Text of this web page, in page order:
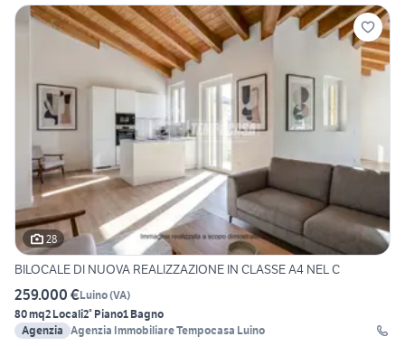
28
BILOCALE DI NUOVA REALIZZAZIONE IN CLASSE A4 NEL C
259.000 €Luino(VA)
80 mq2 Locali2° Piano1 Bagno
Agenzia Agenzia Immobiliare Tempocasa Luino